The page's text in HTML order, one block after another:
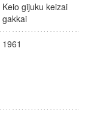
Keio gijuku keizai
gakkai
1961